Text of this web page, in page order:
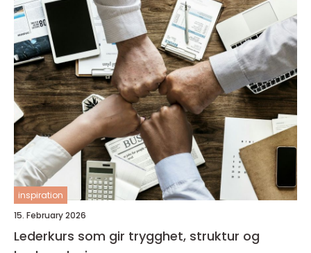
inspiration
15. February 2026
Lederkurs som gir trygghet, struktur og